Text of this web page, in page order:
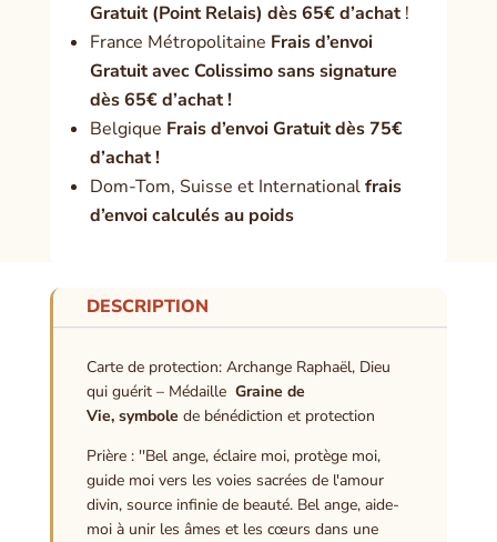
Gratuit (Point Relais) dès 65€ d’achat!
France Métropolitaine Frais d’envoi
Gratuit avec Colissimo sans signature
dès 65€ d’achat !
Belgique Frais d’envoi Gratuit dès 75€
d’achat !
Dom-Tom, Suisse et Internationalfrais
d’envoi calculés au poids
DESCRIPTION
Carte de protection: Archange Raphaël, Dieu
qui guérit – Médaille Graine de
Vie, symbole de bénédiction et protection
Prière : ''Bel ange, éclaire moi, protège moi,
guide moi vers les voies sacrées de l'amour
divin, source infinie de beauté. Bel ange, aide-
moi à unir les âmes et les cœurs dans une